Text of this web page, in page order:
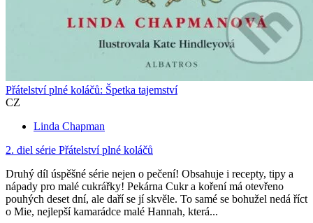
Přátelství plné koláčů: Špetka tajemství
CZ
Linda Chapman
2. diel série Přátelství plné koláčů
Druhý díl úspěšné série nejen o pečení! Obsahuje i recepty, tipy a
nápady pro malé cukrářky! Pekárna Cukr a koření má otevřeno
pouhých deset dní, ale daří se jí skvěle. To samé se bohužel nedá říct
o Mie, nejlepší kamarádce malé Hannah, která...